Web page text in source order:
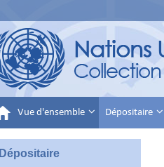
Vue d'ensemble Dépositaire
Dépositaire